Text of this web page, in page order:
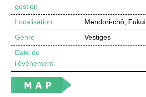
gestion
Localisation Mendori-chô, Fukui
Genre Vestiges
Date de
l’événement